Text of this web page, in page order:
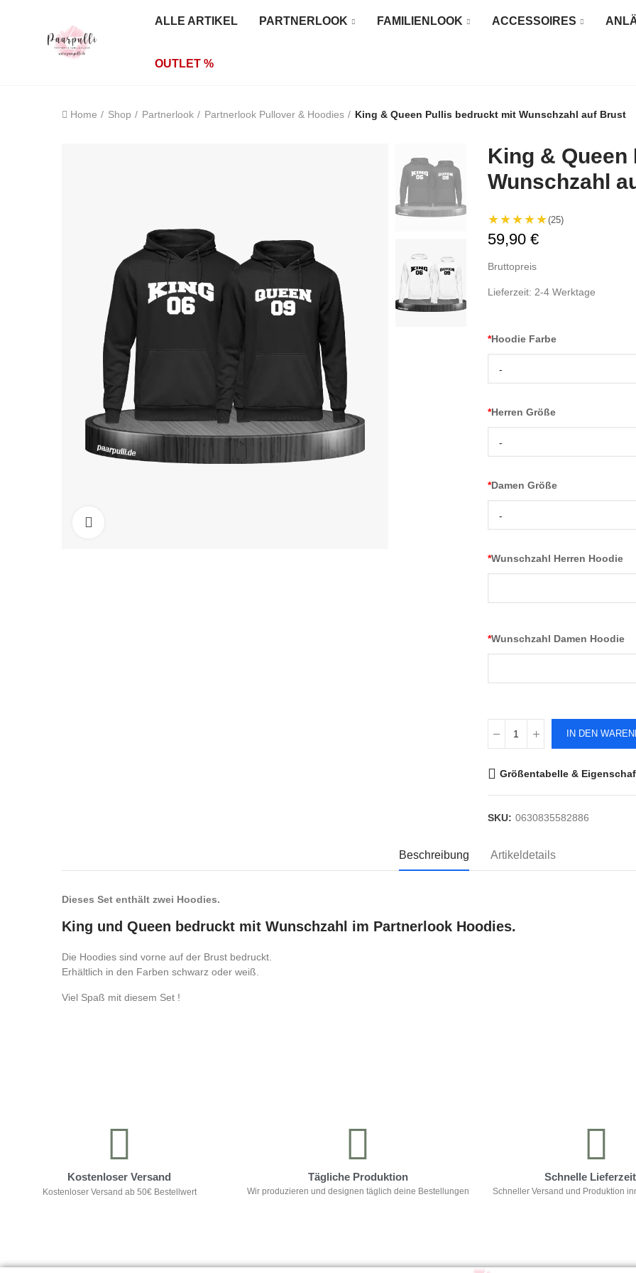
ALLE ARTIKEL PARTNERLOOK FAMILIENLOOK ACCESSOIRES
OUTLET %
Home Shop Partnerlook Partnerlook Pullover & Hoodies King & Queen Pullis bedruckt mit Wunschzahl auf Brust
King &
Wunschzahl
★★★★★(25)
59,90 €
Bruttopreis
Lieferzeit: 2-4 Werktage
*Hoodie Farbe
-
*Herren Größe
-
*Damen Größe
-
*Wunschzahl Herren Hoodie
*Wunschzahl Damen Hoodie
IN DEN
Größentabelle &
SKU: 0630835582886
Beschreibung Artikeldetails
Dieses Set enthält zwei Hoodies.
King und Queen bedruckt mit Wunschzahl im Partnerlook Hoodies.
Die Hoodies sind vorne auf der Brust bedruckt.
Erhältlich in den Farben schwarz oder weiß.
Viel Spaß mit diesem Set !
Kostenloser Versand
Kostenloser Versand ab 50€ Bestellwert
Tägliche Produktion
Wir produzieren und designen täglich deine Bestellungen
Schnelle
Schneller Versand und Produktion